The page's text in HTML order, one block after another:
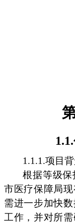
1.1.1.项目
根据等级保
市医疗保障局
需进一步加快
工作，并对所